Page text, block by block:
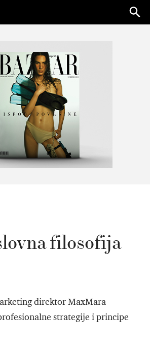
for:
filosofija
direktor MaxMara
strategije i principe